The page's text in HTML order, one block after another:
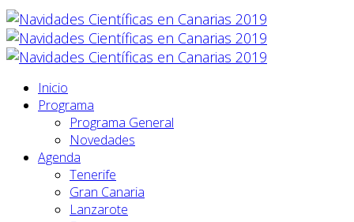
Inicio
Programa
Programa General
Novedades
Agenda
Tenerife
Gran Canaria
Lanzarote